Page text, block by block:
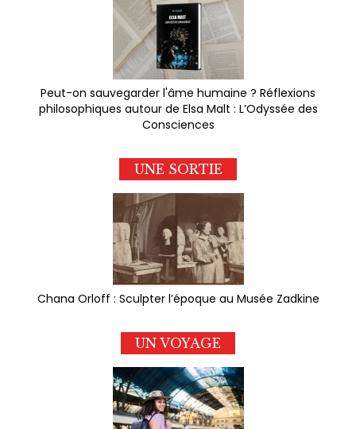
Peut-on sauvegarder l'âme humaine ? Réflexions
philosophiques autour de Elsa Malt : L’Odyssée des
Consciences
UNE SORTIE
Chana Orloff : Sculpter l’époque au Musée Zadkine
UN VOYAGE